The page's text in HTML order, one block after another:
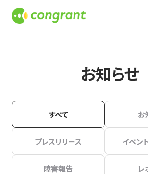
お知らせ
すべて お
プレスリリース イベン
障害報告 レ